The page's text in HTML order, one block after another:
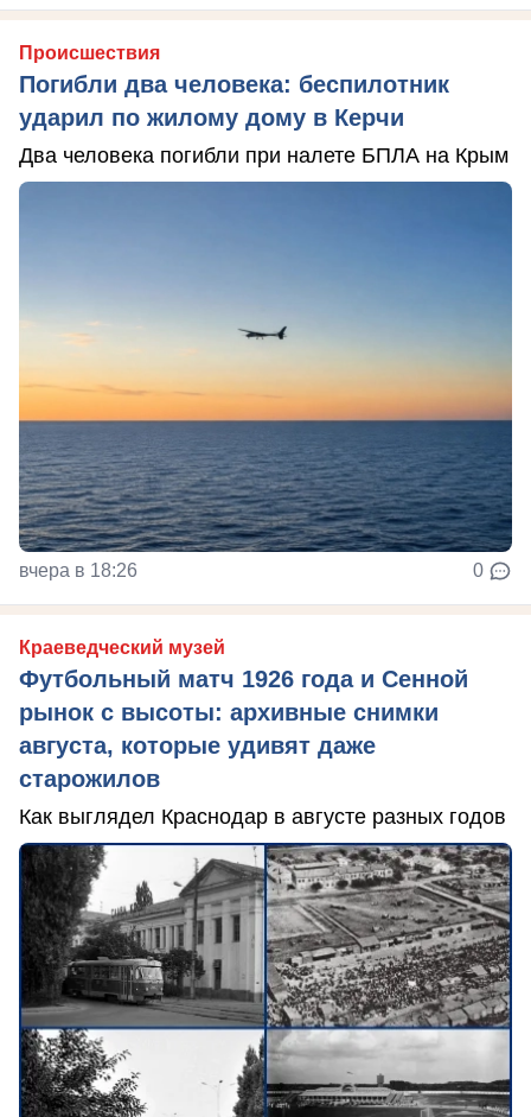
Происшествия
Погибли два человека: беспилотник
ударил по жилому дому в Керчи
Два человека погибли при налете БПЛА на Крым
вчера в 18:26 0
Краеведческий музей
Футбольный матч 1926 года и Сенной
рынок с высоты: архивные снимки
августа, которые удивят даже
старожилов
Как выглядел Краснодар в августе разных годов